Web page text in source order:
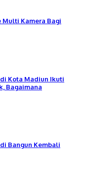
Multi Kamera Bagi
di Kota Madiun Ikuti
Bagaimana
Bangun Kembali